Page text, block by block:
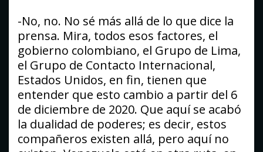
-No, no. No sé más allá de lo que dice la
prensa. Mira, todos esos factores, el
gobierno colombiano, el Grupo de Lima,
el Grupo de Contacto Internacional,
Estados Unidos, en fin, tienen que
entender que esto cambio a partir del 6
de diciembre de 2020. Que aquí se acabó
la dualidad de poderes; es decir, estos
compañeros existen allá, pero aquí no